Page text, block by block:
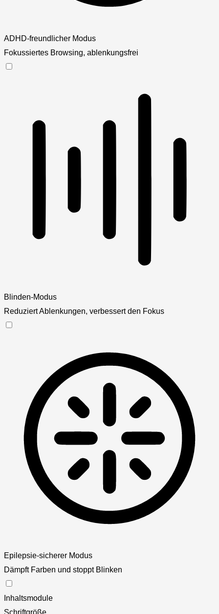
ADHD-freundlicher Modus
Fokussiertes Browsing, ablenkungsfrei
Blinden-Modus
Reduziert Ablenkungen, verbessert den Fokus
Epilepsie-sicherer Modus
Dämpft Farben und stoppt Blinken
Inhaltsmodule
Schriftgröße